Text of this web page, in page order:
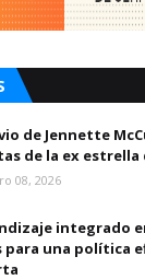
de Jennette
de la ex estrella
08, 2026
integrado
para una política